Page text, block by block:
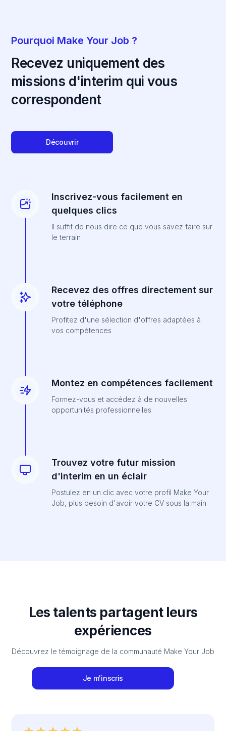
Pourquoi Make Your Job ?
Recevez uniquement des
missions d'interim qui vous
correspondent
Découvrir
Inscrivez-vous facilement en
quelques clics
Il suffit de nous dire ce que vous savez faire sur
le terrain
Recevez des offres directement sur
votre téléphone
Profitez d'une sélection d'offres adaptées à
vos compétences
Montez en compétences facilement
Formez-vous et accédez à de nouvelles
opportunités professionnelles
Trouvez votre futur mission
d'interim en un éclair
Postulez en un clic avec votre profil Make Your
Job, plus besoin d'avoir votre CV sous la main
Les talents partagent leurs
expériences
Découvrez le témoignage de la communauté Make Your Job
Je m'inscris